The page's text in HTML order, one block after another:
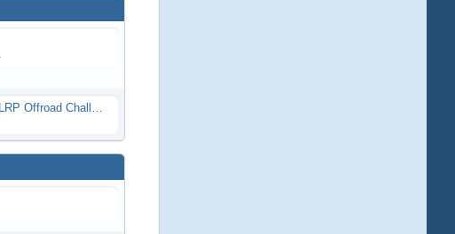
Race Night in Lauba (LRP Offroad Challenge und freie Klassen) 25/26.08